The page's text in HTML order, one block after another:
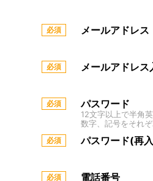
メールアドレス
メールアドレス
パスワード
12文字以上で半角
数字、記号をそれ
パスワード(再
電話番号